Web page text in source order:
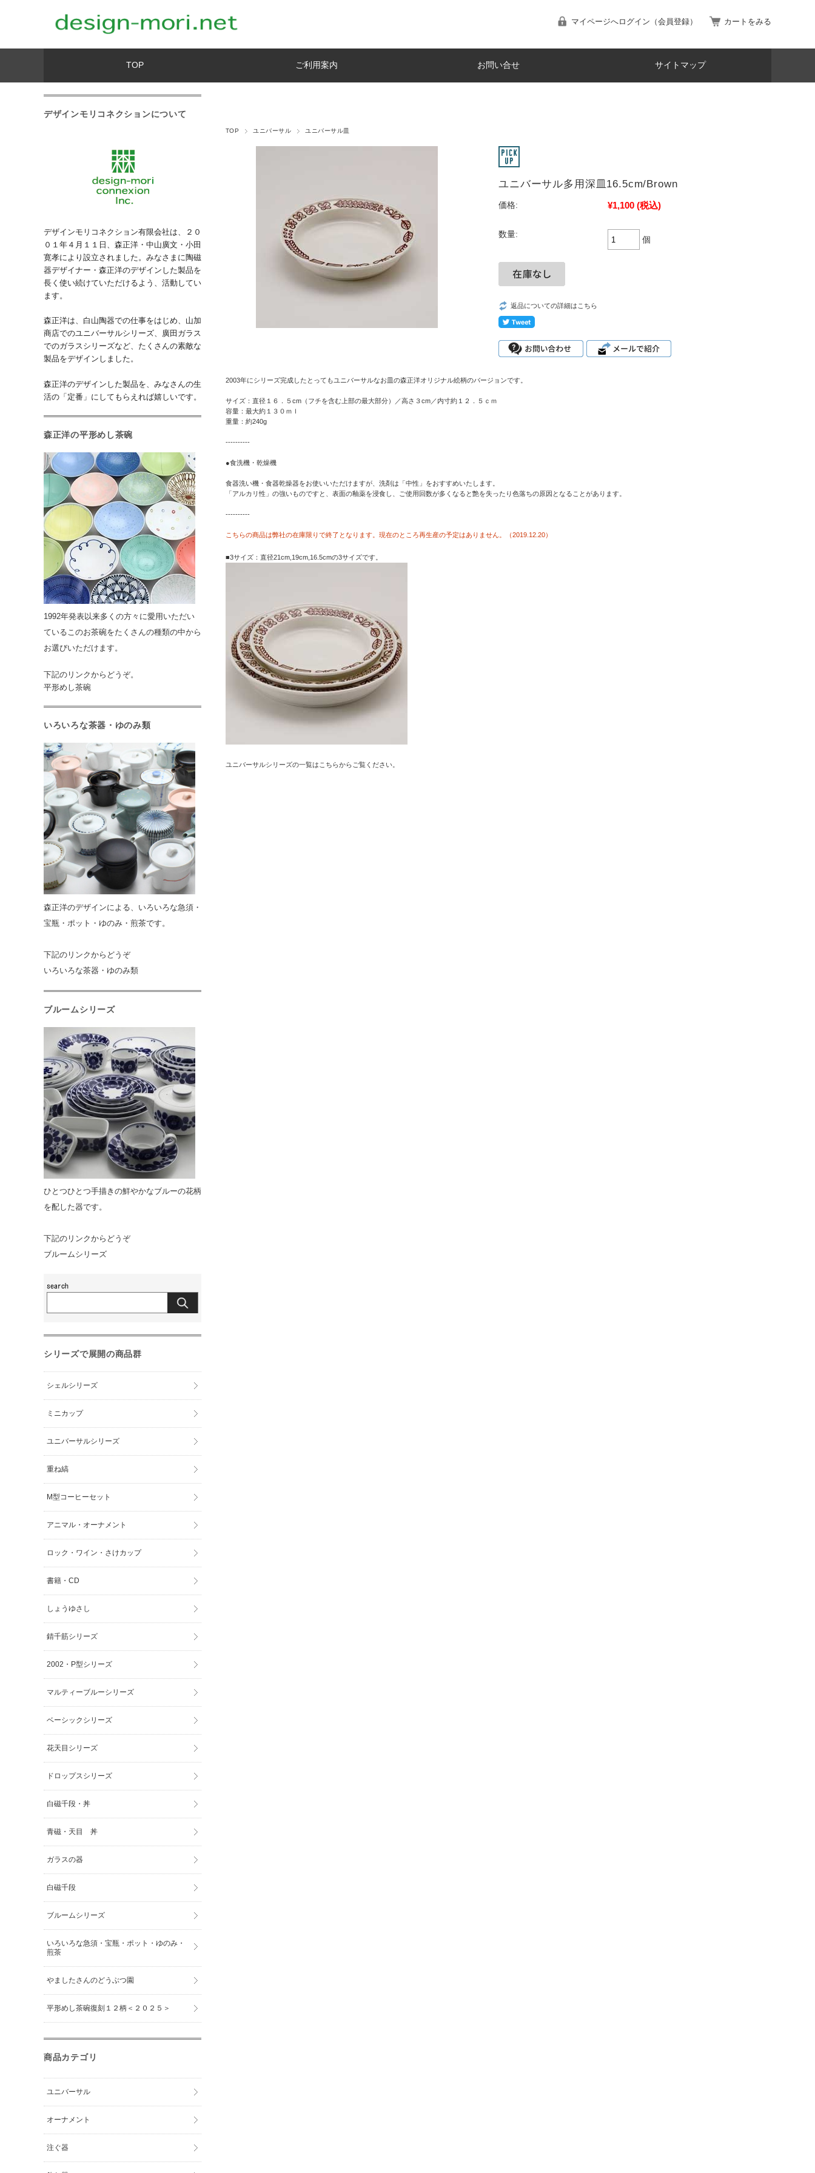
マイページへログイン（会員登録） カートをみる
TOP ご利用案内 お問い合せ サイトマップ
TOP ユニバーサル ユニバーサル皿
ユニバーサル多用深皿16.5cm/Brown
価格: ¥1,100 (税込)
数量:
個
返品についての詳細はこちら
2003年にシリーズ完成したとってもユニバーサルなお皿の森正洋オリジナル絵柄のバージョンです。
サイズ：直径１６．５cm（フチを含む上部の最大部分）／高さ３cm／内寸約１２．５ｃｍ
容量：最大約１３０ｍｌ
重量：約240g
----------
●食洗機・乾燥機
食器洗い機・食器乾燥器をお使いいただけますが、洗剤は「中性」をおすすめいたします。
「アルカリ性」の強いものですと、表面の釉薬を浸食し、ご使用回数が多くなると艶を失ったり色落ちの原因となることがあります。
----------
こちらの商品は弊社の在庫限りで終了となります。現在のところ再生産の予定はありません。（2019.12.20）
■3サイズ：直径21cm,19cm,16.5cmの3サイズです。
ユニバーサルシリーズの一覧はこちらからご覧ください。
デザインモリコネクションについて
デザインモリコネクション有限会社は、２０
０１年４月１１日、森正洋・中山廣文・小田
寛孝により設立されました。みなさまに陶磁
器デザイナー・森正洋のデザインした製品を
長く使い続けていただけるよう、活動してい
ます。
森正洋は、白山陶器での仕事をはじめ、山加
商店でのユニバーサルシリーズ、廣田ガラス
でのガラスシリーズなど、たくさんの素敵な
製品をデザインしました。
森正洋のデザインした製品を、みなさんの生
活の「定番」にしてもらえれば嬉しいです。
森正洋の平形めし茶碗
1992年発表以来多くの方々に愛用いただい
ているこのお茶碗をたくさんの種類の中から
お選びいただけます。
下記のリンクからどうぞ。
平形めし茶碗
いろいろな茶器・ゆのみ類
森正洋のデザインによる、いろいろな急須・
宝瓶・ポット・ゆのみ・煎茶です。
下記のリンクからどうぞ
いろいろな茶器・ゆのみ類
ブルームシリーズ
ひとつひとつ手描きの鮮やかなブルーの花柄
を配した器です。
下記のリンクからどうぞ
ブルームシリーズ
シリーズで展開の商品群
シェルシリーズ
ミニカップ
ユニバーサルシリーズ
重ね縞
M型コーヒーセット
アニマル・オーナメント
ロック・ワイン・さけカップ
書籍・CD
しょうゆさし
錆千筋シリーズ
2002・P型シリーズ
マルティーブルーシリーズ
ベーシックシリーズ
花天目シリーズ
ドロップスシリーズ
白磁千段・丼
青磁・天目 丼
ガラスの器
白磁千段
ブルームシリーズ
いろいろな急須・宝瓶・ポット・ゆのみ・
煎茶
やましたさんのどうぶつ園
平形めし茶碗復刻１２柄＜２０２５＞
商品カテゴリ
ユニバーサル
オーナメント
注ぐ器